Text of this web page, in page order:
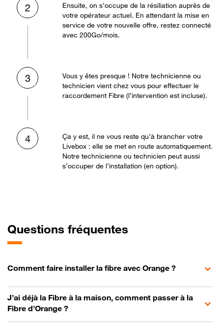
2
Ensuite, on s’occupe de la résiliation auprès de
votre opérateur actuel. En attendant la mise en
service de votre nouvelle offre, restez connecté
avec 200Go/mois.
3
Vous y êtes presque ! Notre technicienne ou
technicien vient chez vous pour effectuer le
raccordement Fibre (l’intervention est incluse).
4
Ça y est, il ne vous reste qu’à brancher votre
Livebox : elle se met en route automatiquement.
Notre technicienne ou technicien peut aussi
s’occuper de l’installation (en option).
Questions fréquentes
Comment faire installer la fibre avec Orange ?
J’ai déjà la Fibre à la maison, comment passer à la
Fibre d’Orange ?